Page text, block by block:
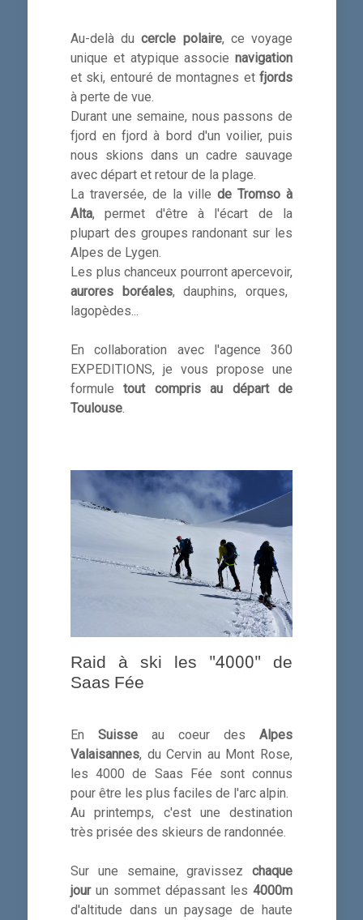
Au-delà du cercle polaire, ce voyage
unique et atypique associe navigation
et ski, entouré de montagnes et fjords
à perte de vue.
Durant une semaine, nous passons de
fjord en fjord à bord d'un voilier, puis
nous skions dans un cadre sauvage
avec départ et retour de la plage.
La traversée, de la ville de Tromso à
Alta, permet d'être à l'écart de la
plupart des groupes randonant sur les
Alpes de Lygen.
Les plus chanceux pourront apercevoir,
aurores boréales, dauphins, orques,
lagopèdes...
En collaboration avec l'agence 360
EXPEDITIONS, je vous propose une
formuletout compris au départ de
Toulouse.
Raid à ski les "4000" de
Saas Fée
En Suisse au coeur des Alpes
Valaisannes, du Cervin au Mont Rose,
les 4000 de Saas Fée sont connus
pour être les plus faciles de l'arc alpin.
Au printemps, c'est une destination
très prisée des skieurs de randonnée.
Sur une semaine, gravissez chaque
jour un sommet dépassant les 4000m
d'altitude dans un paysage de haute